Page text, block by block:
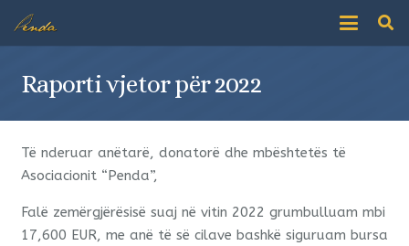
Raporti vjetor për 2022
Të nderuar anëtarë, donatorë dhe mbështetës të
Asociacionit “Penda”,
Falë zemërgjërësisë suaj në vitin 2022 grumbulluam mbi
17,600 EUR, me anë të së cilave bashkë siguruam bursa